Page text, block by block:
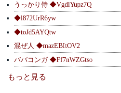
うっかり侍 ◆VgdlYupz7Q
◆l872UrR6yw
◆toJd5AYQtw
混ぜ人 ◆mazEBItOV2
ババコンガ ◆Ff7nWZGtso
もっと見る